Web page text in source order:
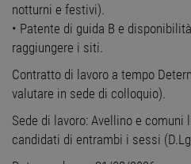
notturni e festivi).
• Patente di guida B e
raggiungere i siti.
Contratto di lavoro a tempo
valutare in sede di colloquio).
Sede di lavoro: Avellino e
candidati di entrambi i sessi